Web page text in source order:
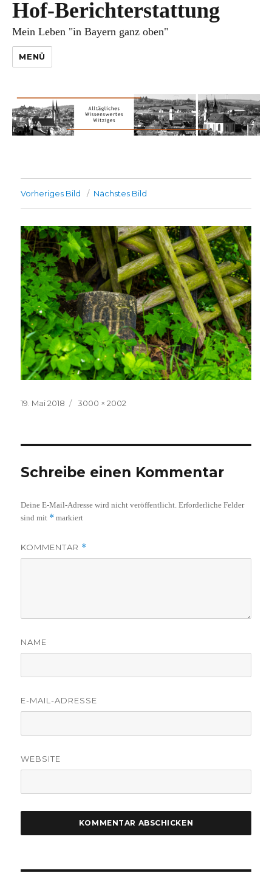
Hof-Berichterstattung
Mein Leben "in Bayern ganz oben"
MENÜ
Vorheriges Bild Nächstes Bild
Veröffentlicht
19. Mai 2018
Volle
3000 × 2002
Schreibe einen Kommentar
Deine E-Mail-Adresse wird nicht veröffentlicht. Erforderliche Felder
sind mit * markiert
KOMMENTAR *
NAME
E-MAIL-ADRESSE
WEBSITE